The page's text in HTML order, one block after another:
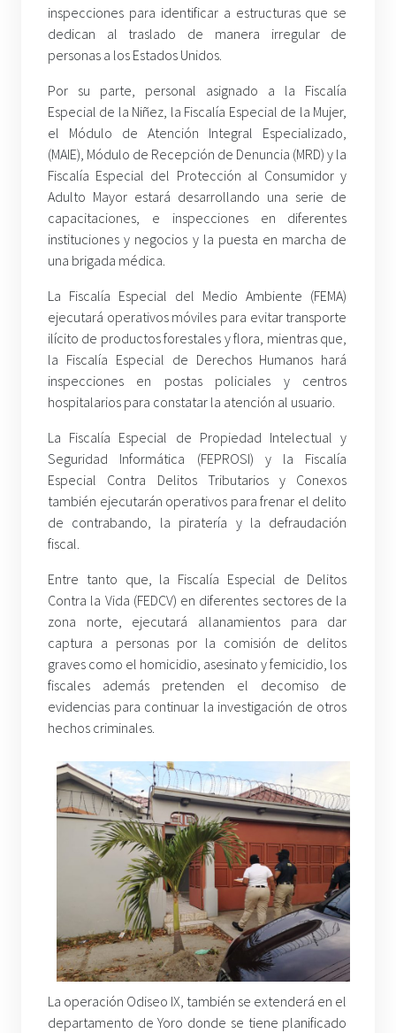
inspecciones para identificar a estructuras que se
dedican al traslado de manera irregular de
personas a los Estados Unidos.
Por su parte, personal asignado a la Fiscalía
Especial de la Niñez, la Fiscalía Especial de la Mujer,
el Módulo de Atención Integral Especializado,
(MAIE), Módulo de Recepción de Denuncia (MRD) y la
Fiscalía Especial del Protección al Consumidor y
Adulto Mayor estará desarrollando una serie de
capacitaciones, e inspecciones en diferentes
instituciones y negocios y la puesta en marcha de
una brigada médica.
La Fiscalía Especial del Medio Ambiente (FEMA)
ejecutará operativos móviles para evitar transporte
ilícito de productos forestales y flora, mientras que,
la Fiscalía Especial de Derechos Humanos hará
inspecciones en postas policiales y centros
hospitalarios para constatar la atención al usuario.
La Fiscalía Especial de Propiedad Intelectual y
Seguridad Informática (FEPROSI) y la Fiscalía
Especial Contra Delitos Tributarios y Conexos
también ejecutarán operativos para frenar el delito
de contrabando, la piratería y la defraudación
fiscal.
Entre tanto que, la Fiscalía Especial de Delitos
Contra la Vida (FEDCV) en diferentes sectores de la
zona norte, ejecutará allanamientos para dar
captura a personas por la comisión de delitos
graves como el homicidio, asesinato y femicidio, los
fiscales además pretenden el decomiso de
evidencias para continuar la investigación de otros
hechos criminales.
La operación Odiseo IX, también se extenderá en el
departamento de Yoro donde se tiene planificado